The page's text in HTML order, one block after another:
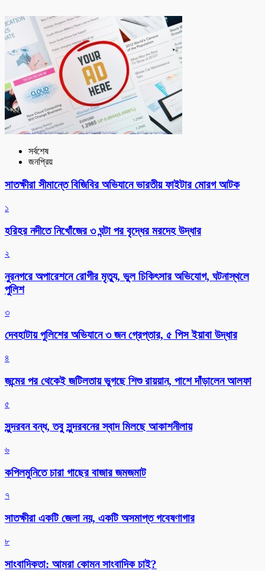
সর্বশেষ
জনপ্রিয়
সাতক্ষীরা সীমান্তে বিজিবির অভিযানে ভারতীয় ফাইটার মোরগ আটক
১
হরিহর নদীতে নিখোঁজের ৩ ঘন্টা পর বৃদ্ধের মরদেহ উদ্ধার
২
নুরনগরে অপারেশনে রোগীর মৃত্যু, ভুল চিকিৎসার অভিযোগ, ঘটনাস্থলে
পুলিশ
৩
দেবহাটায় পুলিশের অভিযানে ৩ জন গ্রেপ্তার, ৫ পিস ইয়াবা উদ্ধার
৪
জন্মের পর থেকেই জটিলতায় ভুগছে শিশু রায়য়ান, পাশে দাঁড়ালেন আলফা
৫
সুন্দরবন বন্ধ, তবু সুন্দরবনের স্বাদ মিলছে আকাশনীলায়
৬
কপিলমুনিতে চারা গাছের বাজার জমজমাট
৭
সাতক্ষীরা একটি জেলা নয়, একটি অসমাপ্ত গবেষণাগার
৮
সাংবাদিকতা: আমরা কোমন সাংবাদিক চাই?